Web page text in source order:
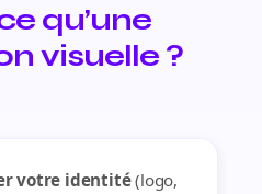
qu’une
visuelle ?
votre identité(logo,